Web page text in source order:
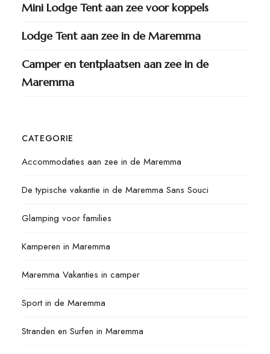
Mini Lodge Tent aan zee voor koppels
Lodge Tent aan zee in de Maremma
Camper en tentplaatsen aan zee in de
Maremma
CATEGORIE
Accommodaties aan zee in de Maremma
De typische vakantie in de Maremma Sans Souci
Glamping voor families
Kamperen in Maremma
Maremma Vakanties in camper
Sport in de Maremma
Stranden en Surfen in Maremma